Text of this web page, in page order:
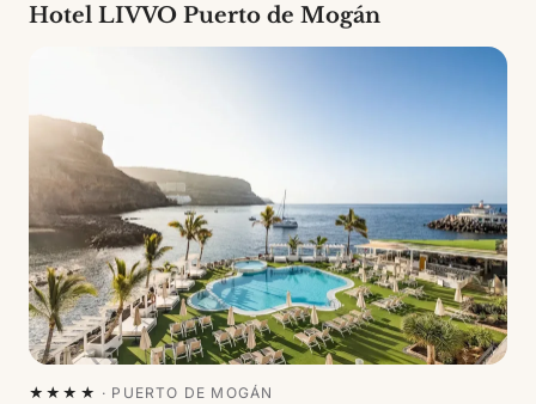
Hotel LIVVO Puerto de Mogán
★★★★ · PUERTO DE MOGÁN